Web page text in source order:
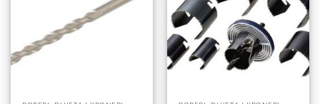
listu
listu
želja